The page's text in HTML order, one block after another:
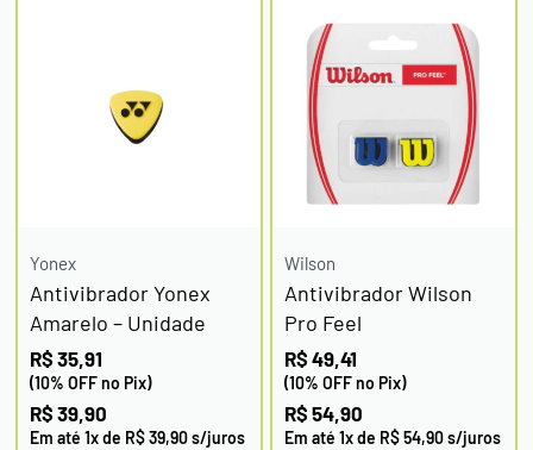
Yonex
Antivibrador Yonex
Amarelo – Unidade
R$ 35,91
(10% OFF no Pix)
R$ 39,90
Em até 1x de R$39,90s/juros
Wilson
Antivibrador Wilson
Pro Feel
R$ 49,41
(10% OFF no Pix)
R$ 54,90
Em até 1x de R$54,90s/juros